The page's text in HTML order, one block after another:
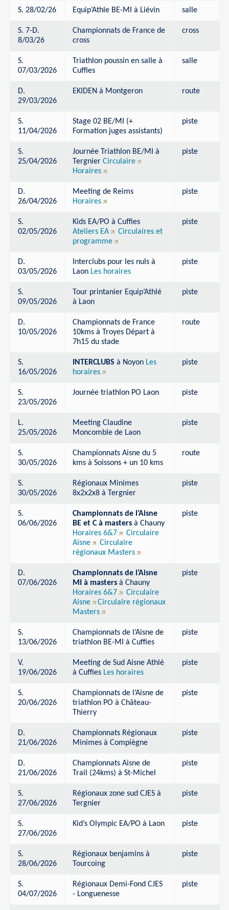
S. 28/02/26 Equip’Athle BE-MI à Liévin salle
S. 7-D.
8/03/26
Championnats de France de
cross
cross
S.
07/03/2026
Triathlon poussin en salle à
Cuffies
salle
D.
29/03/2026
EKIDEN à Montgeron route
S.
11/04/2026
Stage 02 BE/MI (+
Formation juges assistants)
piste
S.
25/04/2026
Journée Triathlon BE/MI à
Tergnier Circulaire
Horaires
piste
D.
26/04/2026
Meeting de Reims
Horaires
piste
S.
02/05/2026
Kids EA/PO à Cuffies
Ateliers EA
Circulaires et
programme
piste
D.
03/05/2026
Interclubs pour les nuls à
Laon Les horaires
piste
S.
09/05/2026
Tour printanier Equip’Athlé
à Laon
piste
D.
10/05/2026
Championnats de France
10kms à Troyes Départ à
7h15 du stade
route
S.
16/05/2026
INTERCLUBS à Noyon Les
horaires
piste
S.
23/05/2026
Journée triathlon PO Laon piste
L.
25/05/2026
Meeting Claudine
Moncomble de Laon
piste
S.
30/05/2026
Championnats Aisne du 5
kms à Soissons + un 10 kms
route
S.
30/05/2026
Régionaux Minimes
8x2x2x8 à Tergnier
piste
S.
06/06/2026
Championnats de l’Aisne
BE et C à mastersà Chauny
Horaires 6&7
Circulaire
Aisne
Circulaire
régionaux Masters
piste
D.
07/06/2026
Championnats de l’Aisne
MI à mastersà Chauny
Horaires 6&7
Circulaire
Aisne
Circulaire régionaux
Masters
piste
S.
13/06/2026
Championnats de l’Aisne de
triathlon BE-MI à Cuffies
piste
V.
19/06/2026
Meeting de Sud Aisne Athlé
à Cuffies Les horaires
piste
S.
20/06/2026
Championnats de l’Aisne de
triathlon PO à Château-
Thierry
piste
D.
21/06/2026
Championnats Régionaux
Minimes à Compiègne
piste
D.
21/06/2026
Championnats Aisne de
Trail (24kms) à St-Michel
piste
S.
27/06/2026
Régionaux zone sud CJES à
Tergnier
piste
S.
27/06/2026
Kid’s Olympic EA/PO à Laon piste
S.
28/06/2026
Régionaux benjamins à
Tourcoing
piste
S.
04/07/2026
Régionaux Demi-Fond CJES
- Longuenesse
piste